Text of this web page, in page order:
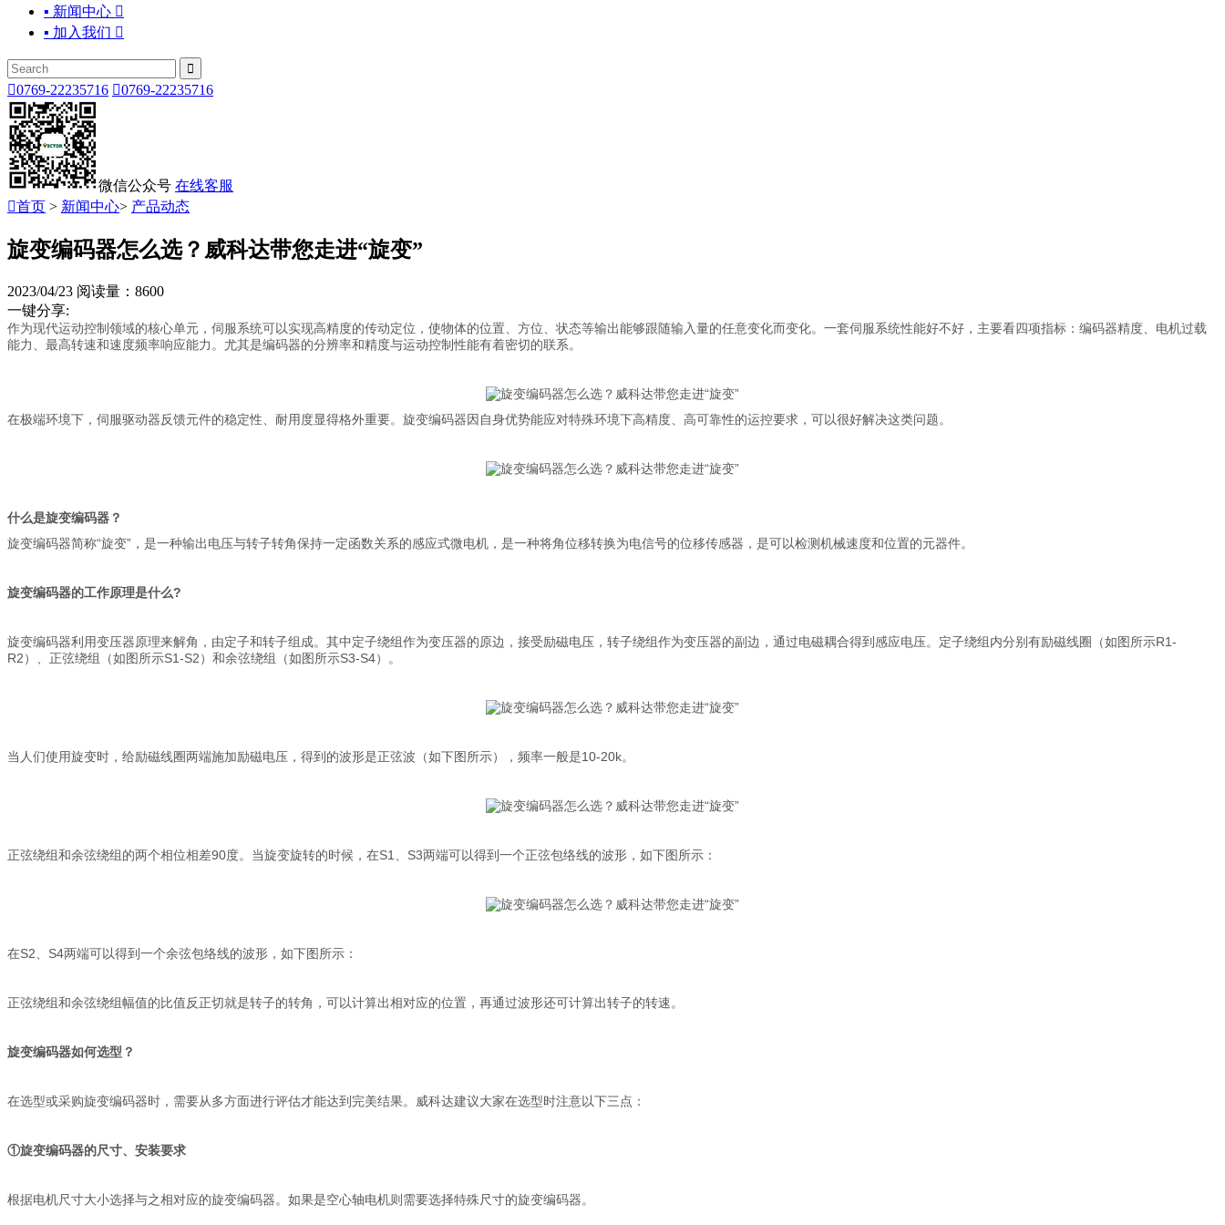
▪ 新闻中心 
▪ 加入我们 

0769-22235716 0769-22235716
微信公众号 在线客服
首页 > 新闻中心> 产品动态
旋变编码器怎么选？威科达带您走进“旋变”
2023/04/23 阅读量：8600
一键分享:
作为现代运动控制领域的核心单元，伺服系统可以实现高精度的传动定位，使物体的位置、方位、状态等输出能够跟随输入量的任意变化而变化。一套伺服系统性能好不好，主要看四项指标：编码器精度、电机过载
能力、最高转速和速度频率响应能力。尤其是编码器的分辨率和精度与运动控制性能有着密切的联系。
在极端环境下，伺服驱动器反馈元件的稳定性、耐用度显得格外重要。旋变编码器因自身优势能应对特殊环境下高精度、高可靠性的运控要求，可以很好解决这类问题。
什么是旋变编码器？
旋变编码器简称“旋变”，是一种输出电压与转子转角保持一定函数关系的感应式微电机，是一种将角位移转换为电信号的位移传感器，是可以检测机械速度和位置的元器件。
旋变编码器的工作原理是什么?
旋变编码器利用变压器原理来解角，由定子和转子组成。其中定子绕组作为变压器的原边，接受励磁电压，转子绕组作为变压器的副边，通过电磁耦合得到感应电压。定子绕组内分别有励磁线圈（如图所示R1-
R2）、正弦绕组（如图所示S1-S2）和余弦绕组（如图所示S3-S4）。
当人们使用旋变时，给励磁线圈两端施加励磁电压，得到的波形是正弦波（如下图所示），频率一般是10-20k。
正弦绕组和余弦绕组的两个相位相差90度。当旋变旋转的时候，在S1、S3两端可以得到一个正弦包络线的波形，如下图所示：
在S2、S4两端可以得到一个余弦包络线的波形，如下图所示：
正弦绕组和余弦绕组幅值的比值反正切就是转子的转角，可以计算出相对应的位置，再通过波形还可计算出转子的转速。
旋变编码器如何选型？
在选型或采购旋变编码器时，需要从多方面进行评估才能达到完美结果。威科达建议大家在选型时注意以下三点：
①旋变编码器的尺寸、安装要求
根据电机尺寸大小选择与之相对应的旋变编码器。如果是空心轴电机则需要选择特殊尺寸的旋变编码器。